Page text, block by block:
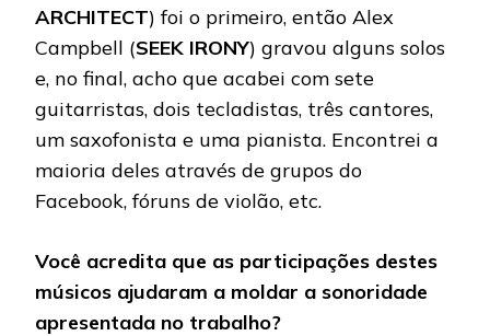
ARCHITECT) foi o primeiro, então Alex
Campbell (SEEK IRONY) gravou alguns solos
e, no final, acho que acabei com sete
guitarristas, dois tecladistas, três cantores,
um saxofonista e uma pianista. Encontrei a
maioria deles através de grupos do
Facebook, fóruns de violão, etc.
Você acredita que as participações destes
músicos ajudaram a moldar a sonoridade
apresentada no trabalho?